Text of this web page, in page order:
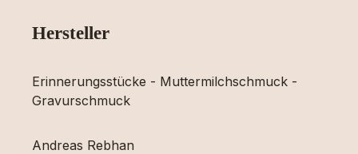
Hersteller
Erinnerungsstücke - Muttermilchschmuck -
Gravurschmuck
Andreas Rebhan